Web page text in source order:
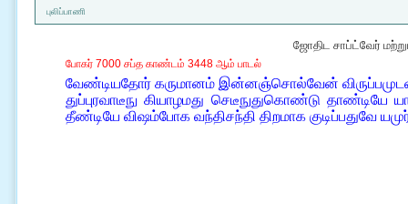
புலிப்பாணி
ஜோதிட சாப்ட்வேர்
போகர் 7000 சப்த காண்டம் 3448 ஆம் பாடல்
வேண்டியதோர் கருமானம் இன்னஞ்சொல்வேன்
துப்புரவாடீநு கியாழமது செடீநுதுகொண்டு
தீண்டியே விஷம்போக வந்திசந்தி திறமாக குடிப்பதுவே